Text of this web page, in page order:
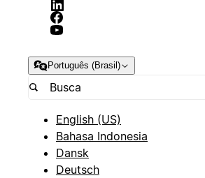
Português (Brasil)
English (US)
Bahasa Indonesia
Dansk
Deutsch